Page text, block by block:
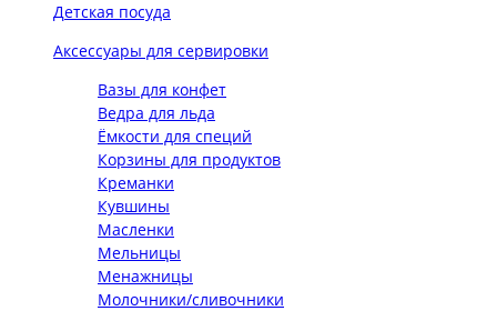
Детская посуда
Аксессуары для сервировки
Вазы для конфет
Ведра для льда
Ёмкости для специй
Корзины для продуктов
Креманки
Кувшины
Масленки
Мельницы
Менажницы
Молочники/сливочники